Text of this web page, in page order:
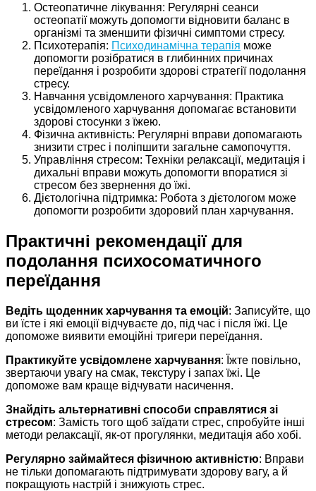
Остеопатичне лікування: Регулярні сеанси
остеопатії можуть допомогти відновити баланс в
організмі та зменшити фізичні симптоми стресу.
Психотерапія: Психодинамічна терапія може
допомогти розібратися в глибинних причинах
переїдання і розробити здорові стратегії подолання
стресу.
Навчання усвідомленого харчування: Практика
усвідомленого харчування допомагає встановити
здорові стосунки з їжею.
Фізична активність: Регулярні вправи допомагають
знизити стрес і поліпшити загальне самопочуття.
Управління стресом: Техніки релаксації, медитація і
дихальні вправи можуть допомогти впоратися зі
стресом без звернення до їжі.
Дієтологічна підтримка: Робота з дієтологом може
допомогти розробити здоровий план харчування.
Практичні рекомендації для
подолання психосоматичного
переїдання
Ведіть щоденник харчування та емоцій: Записуйте, що
ви їсте і які емоції відчуваєте до, під час і після їжі. Це
допоможе виявити емоційні тригери переїдання.
Практикуйте усвідомлене харчування: Їжте повільно,
звертаючи увагу на смак, текстуру і запах їжі. Це
допоможе вам краще відчувати насичення.
Знайдіть альтернативні способи справлятися зі
стресом: Замість того щоб заїдати стрес, спробуйте інші
методи релаксації, як-от прогулянки, медитація або хобі.
Регулярно займайтеся фізичною активністю: Вправи
не тільки допомагають підтримувати здорову вагу, а й
покращують настрій і знижують стрес.